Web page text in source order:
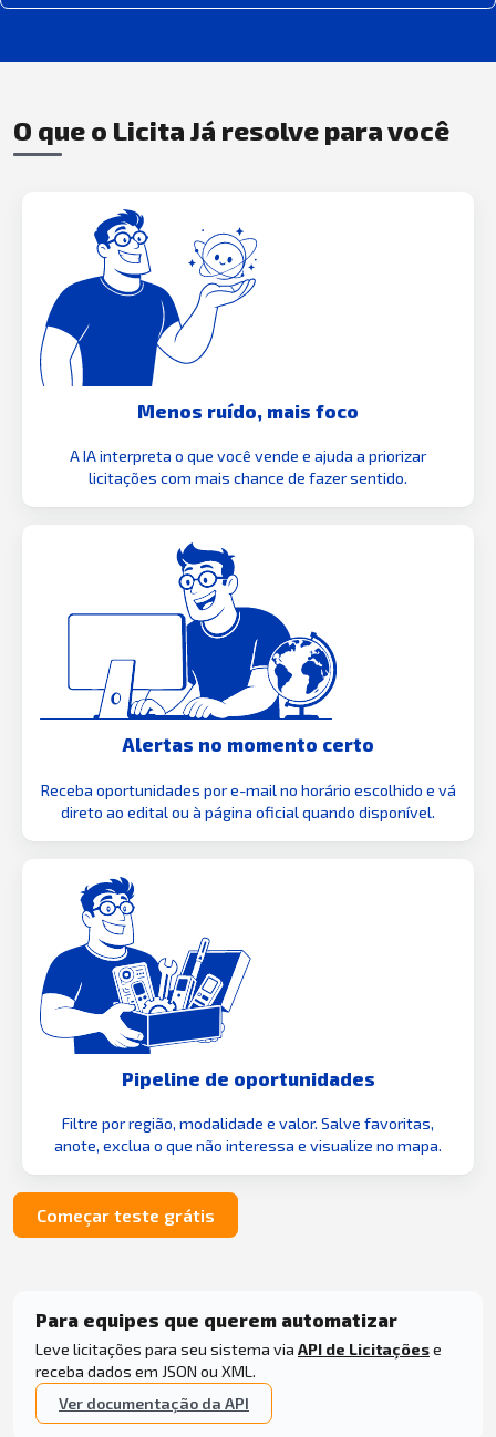
O que o Licita Já resolve para você
Menos ruído, mais foco
A IA interpreta o que você vende e ajuda a priorizar
licitações com mais chance de fazer sentido.
Alertas no momento certo
Receba oportunidades por e-mail no horário escolhido e vá
direto ao edital ou à página oficial quando disponível.
Pipeline de oportunidades
Filtre por região, modalidade e valor. Salve favoritas,
anote, exclua o que não interessa e visualize no mapa.
Começar teste grátis
Para equipes que querem automatizar
Leve licitações para seu sistema via API de Licitaçõese
receba dados em JSON ou XML.
Ver documentação da API